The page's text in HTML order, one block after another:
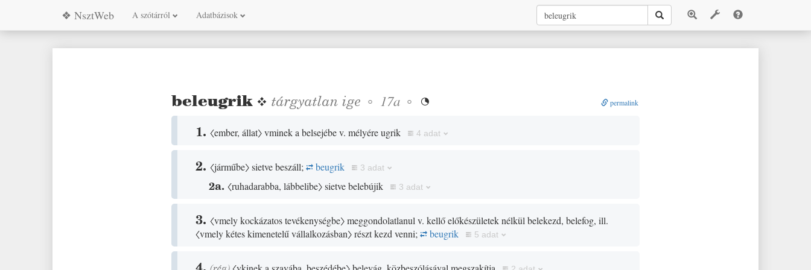
❖ NsztWeb A szótárról Adatbázisok
beleugrik❖tárgyatlan ige ◦ 17a ◦  permalink
1.〈ember, állat〉vminek a belsejébe v. mélyére ugrik 4 adat
2.〈járműbe〉sietve beszáll; beugrik 3 adat
2a.〈ruhadarabba, lábbelibe〉sietve belebújik 3 adat
3.〈vmely kockázatos tevékenységbe〉meggondolatlanul v. kellő előkészületek nélkül belekezd, belefog, ill.
〈vmely kétes kimenetelű vállalkozásban〉részt kezd venni; beugrik 5 adat